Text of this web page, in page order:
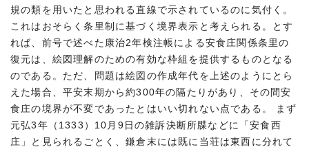
規の類を用いたと思われる直線で示されているのに気付く。
これはおそらく条里制に基づく境界表示と考えられる。とす
れば、前号で述べた康治2年検注帳による安食庄関係条里の
復元は、絵図理解のための有効な枠組を提供するものとなる
のである。ただ、問題は絵図の作成年代を上述のようにとら
えた場合、平安末期から約300年の隔たりがあり、その間安
食庄の境界が不変であったとはいい切れない点である。 まず
元弘3年（1333）10月9日の雑訴決断所牒などに「安食西
庄」と見られるごとく、鎌倉末には既に当荘は東西に分れて